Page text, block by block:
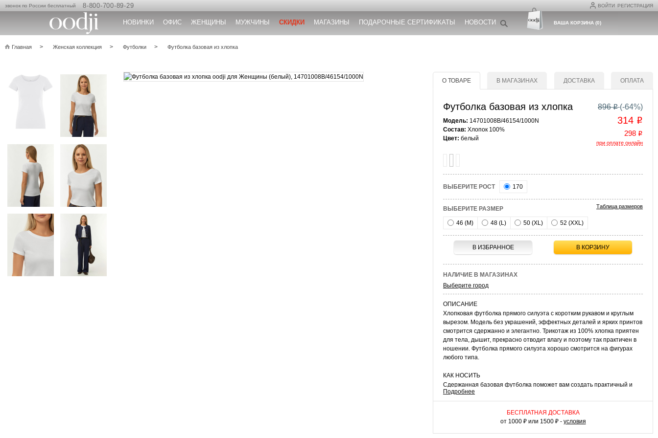
ВОЙТИ РЕГИСТРАЦИЯ
звонок по России бесплатный 8-800-700-89-29
НОВИНКИ ОФИС ЖЕНЩИНЫ МУЖЧИНЫ СКИДКИ МАГАЗИНЫ ПОДАРОЧНЫЕ СЕРТИФИКАТЫ НОВОСТИ ВАША КОРЗИНА(0)
Главная Женская коллекция Футболки Футболка базовая из хлопка
О ТОВАРЕ В МАГАЗИНАХ ДОСТАВКА ОПЛАТА
Футболка базовая из хлопка
Модель: 14701008B/46154/1000N
Состав: Хлопок 100%
Цвет: белый
896o (-64%)
314 o
298 o
при оплате онлайн
ВЫБЕРИТЕ РОСТ 170
ВЫБЕРИТЕ РАЗМЕР Таблица размеров
46 (M) 48 (L) 50 (XL) 52 (XXL)
В ИЗБРАННОЕ В КОРЗИНУ
НАЛИЧИЕ В МАГАЗИНАХ
Выберите город
ОПИСАНИЕ
Хлопковая футболка прямого силуэта с коротким рукавом и круглым
вырезом. Модель без украшений, эффектных деталей и ярких принтов
смотрится сдержанно и элегантно. Трикотаж из 100% хлопка приятен
для тела, дышит, прекрасно отводит влагу и поэтому так практичен в
ношении. Футболка прямого силуэта хорошо смотрится на фигурах
любого типа.
КАК НОСИТЬ
Сдержанная базовая футболка поможет вам создать практичный и
универсальный наряд для разных ситуаций. В ней можно отправиться
в путешествие, прогуляться по городу или же использовать в
домашних комплектах. Футболка прекрасно сочетается с разными
предметами одежды: джинсами, шортами, спортивными
Подробнее
БЕСПЛАТНАЯ ДОСТАВКА
от 1000 ₽ или 1500 ₽ - условия